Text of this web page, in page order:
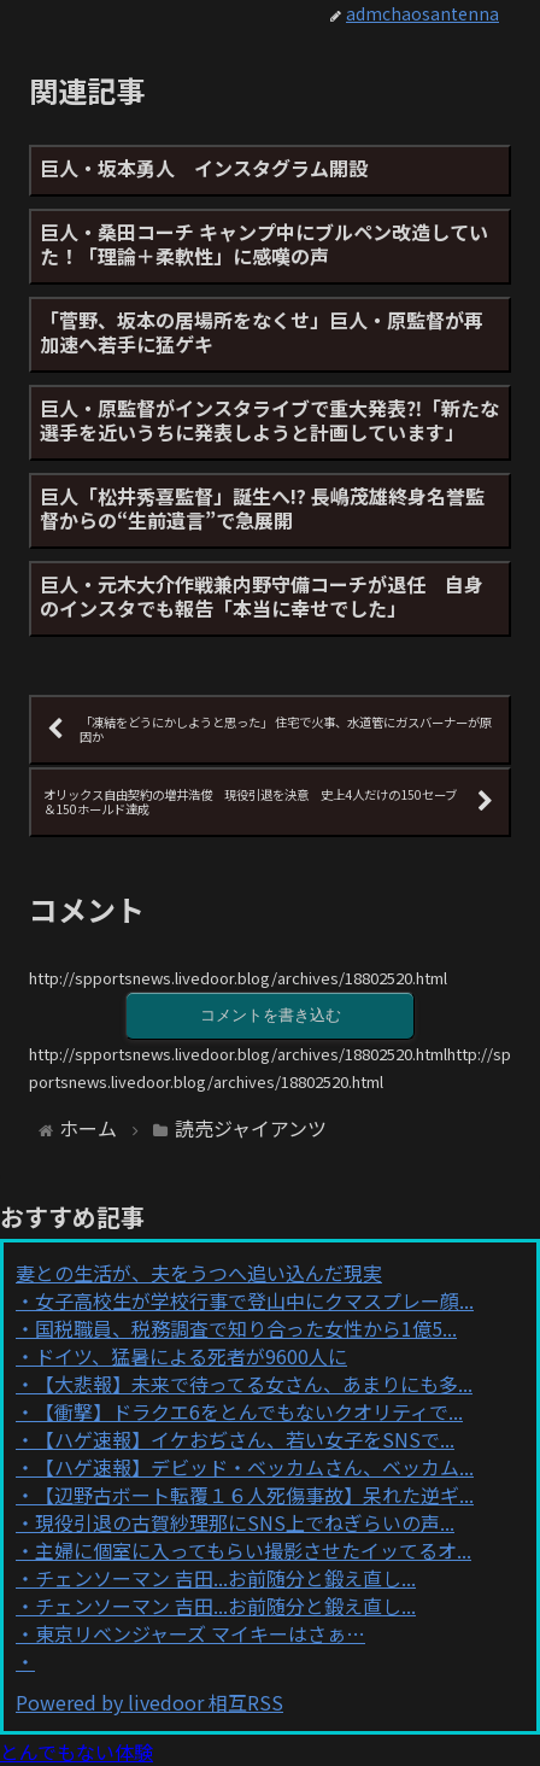
admchaosantenna
関連記事
巨人・坂本勇人 インスタグラム開設
巨人・桑田コーチ キャンプ中にブルペン改造してい
た！「理論＋柔軟性」に感嘆の声
「菅野、坂本の居場所をなくせ」巨人・原監督が再
加速へ若手に猛ゲキ
巨人・原監督がインスタライブで重大発表⁈「新たな
選手を近いうちに発表しようと計画しています」
巨人「松井秀喜監督」誕生へ!? 長嶋茂雄終身名誉監
督からの“生前遺言”で急展開
巨人・元木大介作戦兼内野守備コーチが退任 自身
のインスタでも報告「本当に幸せでした」
「凍結をどうにかしようと思った」 住宅で火事、水道管にガスバーナーが原
因か
オリックス自由契約の増井浩俊 現役引退を決意 史上4人だけの150セーブ
＆150ホールド達成
コメント
http://spportsnews.livedoor.blog/archives/18802520.html
コメントを書き込む
http://spportsnews.livedoor.blog/archives/18802520.htmlhttp://sp
portsnews.livedoor.blog/archives/18802520.html
ホーム 読売ジャイアンツ
おすすめ記事
妻との生活が、夫をうつへ追い込んだ現実
女子高校生が学校行事で登山中にクマスプレー顔...
国税職員、税務調査で知り合った女性から1億5...
ドイツ、猛暑による死者が9600人に
【大悲報】未来で待ってる女さん、あまりにも多...
【衝撃】ドラクエ6をとんでもないクオリティで...
【ハゲ速報】イケおぢさん、若い女子をSNSで...
【ハゲ速報】デビッド・ベッカムさん、ベッカム...
【辺野古ボート転覆１６人死傷事故】呆れた逆ギ...
現役引退の古賀紗理那にSNS上でねぎらいの声...
主婦に個室に入ってもらい撮影させたイッてるオ...
チェンソーマン 吉田...お前随分と鍛え直し...
チェンソーマン 吉田...お前随分と鍛え直し...
東京リベンジャーズ マイキーはさぁ…
Powered by livedoor 相互RSS
とんでもない体験